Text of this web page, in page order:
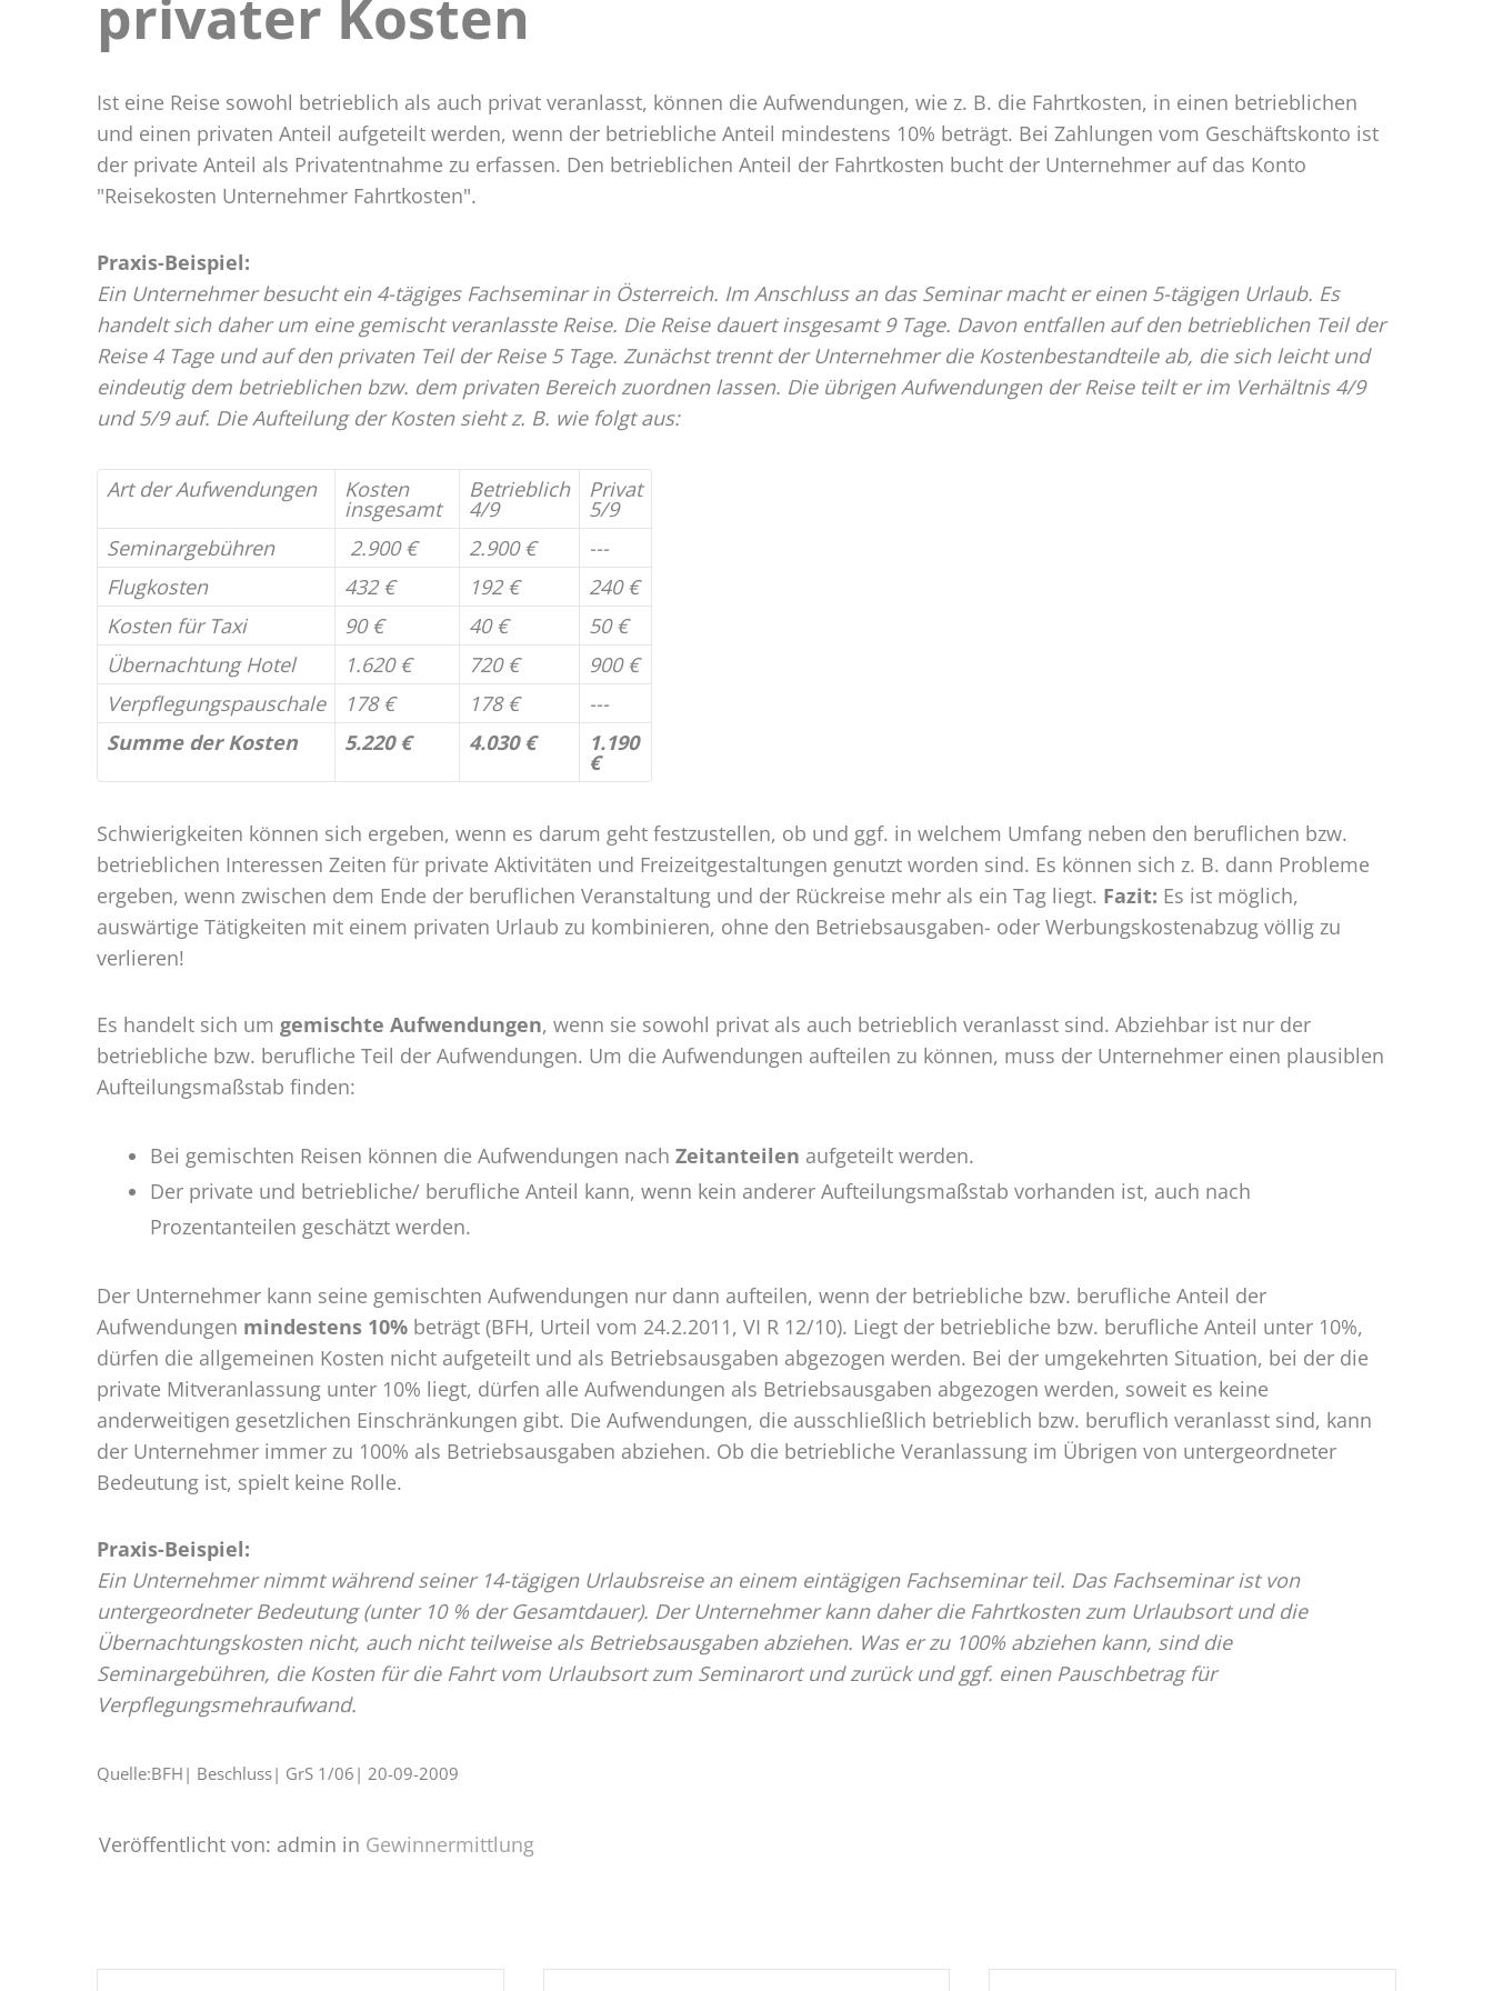
und
privater
privater Kosten
Ist eine Reise sowohl betrieblich als auch privat veranlasst, können die Aufwendungen, wie z. B. die Fahrtkosten, in einen betrieblichen
und einen privaten Anteil aufgeteilt werden, wenn der betriebliche Anteil mindestens 10% beträgt. Bei Zahlungen vom Geschäftskonto ist
der private Anteil als Privatentnahme zu erfassen. Den betrieblichen Anteil der Fahrtkosten bucht der Unternehmer auf das Konto
"Reisekosten Unternehmer Fahrtkosten".
Praxis-Beispiel:
Ein Unternehmer besucht ein 4-tägiges Fachseminar in Österreich. Im Anschluss an das Seminar macht er einen 5-tägigen Urlaub. Es
handelt sich daher um eine gemischt veranlasste Reise. Die Reise dauert insgesamt 9 Tage. Davon entfallen auf den betrieblichen Teil der
Reise 4 Tage und auf den privaten Teil der Reise 5 Tage. Zunächst trennt der Unternehmer die Kostenbestandteile ab, die sich leicht und
eindeutig dem betrieblichen bzw. dem privaten Bereich zuordnen lassen. Die übrigen Aufwendungen der Reise teilt er im Verhältnis 4/9
und 5/9 auf. Die Aufteilung der Kosten sieht z. B. wie folgt aus:
Art der Aufwendungen Kosten
insgesamt
Betrieblich
4/9
Privat
5/9
Seminargebühren
2.900 € 2.900 €
---
Flugkosten
432 € 192 €
240 €
Kosten für Taxi
90 € 40 €
50 €
Übernachtung Hotel
1.620 € 720 €
900 €
Verpflegungspauschale
178 € 178 €
---
Summe der Kosten
5.220 € 4.030 € 1.190
€
Schwierigkeiten können sich ergeben, wenn es darum geht festzustellen, ob und ggf. in welchem Umfang neben den beruflichen bzw.
betrieblichen Interessen Zeiten für private Aktivitäten und Freizeitgestaltungen genutzt worden sind. Es können sich z. B. dann Probleme
ergeben, wenn zwischen dem Ende der beruflichen Veranstaltung und der Rückreise mehr als ein Tag liegt. Fazit: Es ist möglich,
auswärtige Tätigkeiten mit einem privaten Urlaub zu kombinieren, ohne den Betriebsausgaben- oder Werbungskostenabzug völlig zu
verlieren!
Es handelt sich um gemischte Aufwendungen, wenn sie sowohl privat als auch betrieblich veranlasst sind. Abziehbar ist nur der
betriebliche bzw. berufliche Teil der Aufwendungen. Um die Aufwendungen aufteilen zu können, muss der Unternehmer einen plausiblen
Aufteilungsmaßstab finden:
Bei gemischten Reisen können die Aufwendungen nach Zeitanteilen aufgeteilt werden.
Der private und betriebliche/ berufliche Anteil kann, wenn kein anderer Aufteilungsmaßstab vorhanden ist, auch nach
Prozentanteilen geschätzt werden.
Der Unternehmer kann seine gemischten Aufwendungen nur dann aufteilen, wenn der betriebliche bzw. berufliche Anteil der
Aufwendungen mindestens 10% beträgt (BFH, Urteil vom 24.2.2011, VI R 12/10). Liegt der betriebliche bzw. berufliche Anteil unter 10%,
dürfen die allgemeinen Kosten nicht aufgeteilt und als Betriebsausgaben abgezogen werden. Bei der umgekehrten Situation, bei der die
private Mitveranlassung unter 10% liegt, dürfen alle Aufwendungen als Betriebsausgaben abgezogen werden, soweit es keine
anderweitigen gesetzlichen Einschränkungen gibt. Die Aufwendungen, die ausschließlich betrieblich bzw. beruflich veranlasst sind, kann
der Unternehmer immer zu 100% als Betriebsausgaben abziehen. Ob die betriebliche Veranlassung im Übrigen von untergeordneter
Bedeutung ist, spielt keine Rolle.
Praxis-Beispiel:
Ein Unternehmer nimmt während seiner 14-tägigen Urlaubsreise an einem eintägigen Fachseminar teil. Das Fachseminar ist von
untergeordneter Bedeutung (unter 10 % der Gesamtdauer). Der Unternehmer kann daher die Fahrtkosten zum Urlaubsort und die
Übernachtungskosten nicht, auch nicht teilweise als Betriebsausgaben abziehen. Was er zu 100% abziehen kann, sind die
Seminargebühren, die Kosten für die Fahrt vom Urlaubsort zum Seminarort und zurück und ggf. einen Pauschbetrag für
Verpflegungsmehraufwand.
Quelle:BFH| Beschluss| GrS 1/06| 20-09-2009
Veröffentlicht von: admin in Gewinnermittlung